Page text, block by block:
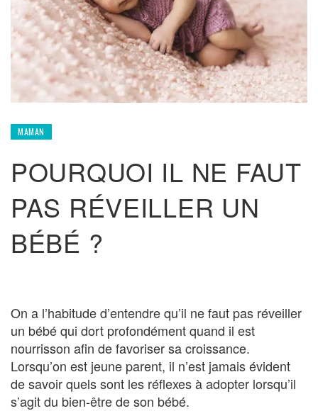
MAMAN
POURQUOI IL NE FAUT
PAS RÉVEILLER UN
BÉBÉ ?
On a l’habitude d’entendre qu’il ne faut pas réveiller
un bébé qui dort profondément quand il est
nourrisson afin de favoriser sa croissance.
Lorsqu’on est jeune parent, il n’est jamais évident
de savoir quels sont les réflexes à adopter lorsqu’il
s’agit du bien-être de son bébé.